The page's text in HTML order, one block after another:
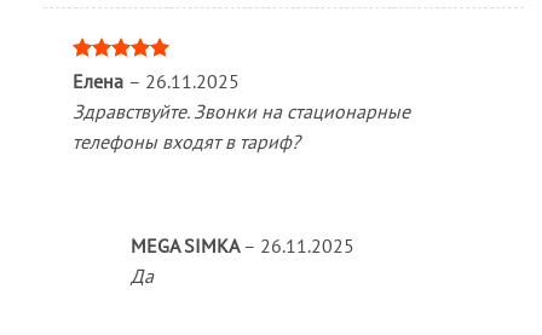
Оценка 5
Елена – 26.11.2025
Здравствуйте. Звонки на стационарные
телефоны входят в тариф?
MEGA SIMKA – 26.11.2025
Да